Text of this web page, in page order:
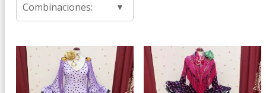
59,95 €
hasta
99,95 €
Combinaciones: